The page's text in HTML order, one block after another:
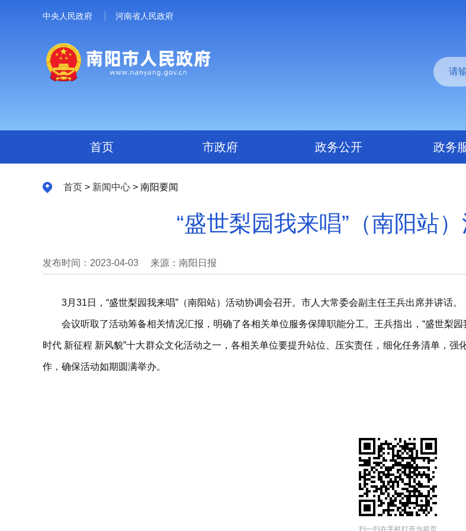
中央人民政府 河南省人民政府
首页 市政府 政务公开 政务
首页 > 新闻中心 > 南阳要闻
“盛世梨园我来唱”（南阳站
发布时间：2023-04-03 来源：南阳日报
3月31日，“盛世梨园我来唱”（南阳站）活动协调会召开。市人大常委会副主任王兵出席并讲话。
会议听取了活动筹备相关情况汇报，明确了各相关单位服务保障职能分工。王兵指出，“盛世梨
时代 新征程 新风貌”十大群众文化活动之一，各相关单位要提升站位、压实责任，细化任务清单，
作，确保活动如期圆满举办。
扫一扫在手机打开当前页